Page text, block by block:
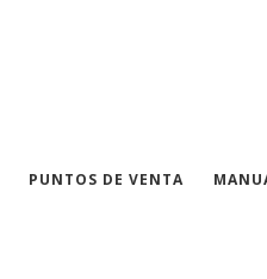
PUNTOS DE VENTA